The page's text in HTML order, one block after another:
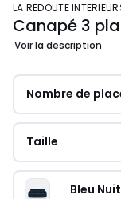
LA REDOUTE
Canapé 3
Voir la description
Nombre de
Taille
Bleu Nuit